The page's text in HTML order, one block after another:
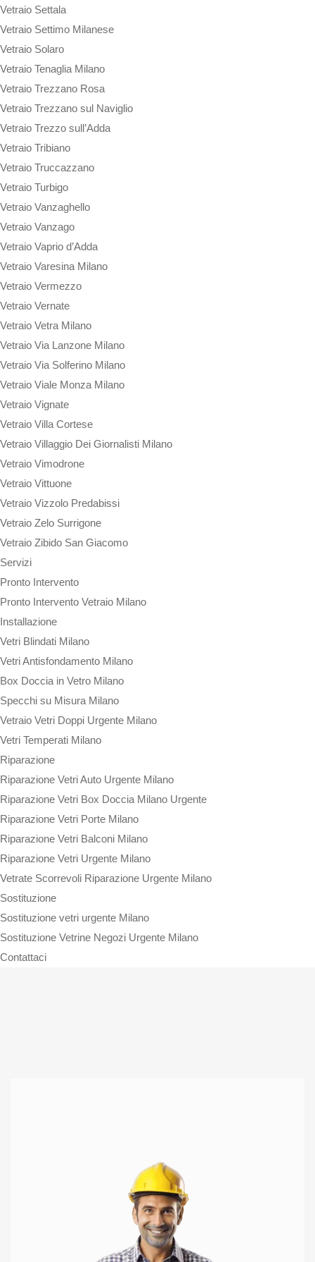
Vetraio Settala
Vetraio Settimo Milanese
Vetraio Solaro
Vetraio Tenaglia Milano
Vetraio Trezzano Rosa
Vetraio Trezzano sul Naviglio
Vetraio Trezzo sull’Adda
Vetraio Tribiano
Vetraio Truccazzano
Vetraio Turbigo
Vetraio Vanzaghello
Vetraio Vanzago
Vetraio Vaprio d’Adda
Vetraio Varesina Milano
Vetraio Vermezzo
Vetraio Vernate
Vetraio Vetra Milano
Vetraio Via Lanzone Milano
Vetraio Via Solferino Milano
Vetraio Viale Monza Milano
Vetraio Vignate
Vetraio Villa Cortese
Vetraio Villaggio Dei Giornalisti Milano
Vetraio Vimodrone
Vetraio Vittuone
Vetraio Vizzolo Predabissi
Vetraio Zelo Surrigone
Vetraio Zibido San Giacomo
Servizi
Pronto Intervento
Pronto Intervento Vetraio Milano
Installazione
Vetri Blindati Milano
Vetri Antisfondamento Milano
Box Doccia in Vetro Milano
Specchi su Misura Milano
Vetraio Vetri Doppi Urgente Milano
Vetri Temperati Milano
Riparazione
Riparazione Vetri Auto Urgente Milano
Riparazione Vetri Box Doccia Milano Urgente
Riparazione Vetri Porte Milano
Riparazione Vetri Balconi Milano
Riparazione Vetri Urgente Milano
Vetrate Scorrevoli Riparazione Urgente Milano
Sostituzione
Sostituzione vetri urgente Milano
Sostituzione Vetrine Negozi Urgente Milano
Contattaci